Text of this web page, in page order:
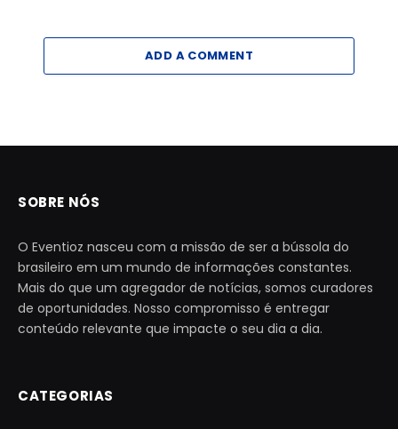
ADD A COMMENT
SOBRE NÓS
O Eventioz nasceu com a missão de ser a bússola do
brasileiro em um mundo de informações constantes.
Mais do que um agregador de notícias, somos curadores
de oportunidades. Nosso compromisso é entregar
conteúdo relevante que impacte o seu dia a dia.
CATEGORIAS